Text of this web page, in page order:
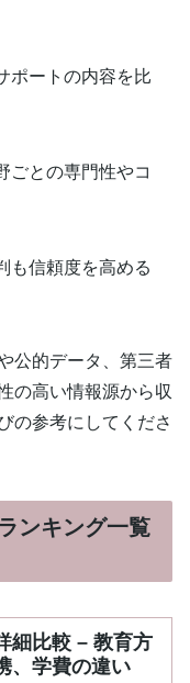
ポートの内容を比
との専門性やコ
も信頼度を高める
公的データ、第三者
の高い情報源から収
の参考にしてくださ
ンキング一覧
細比較 – 教育方
、学費の違い